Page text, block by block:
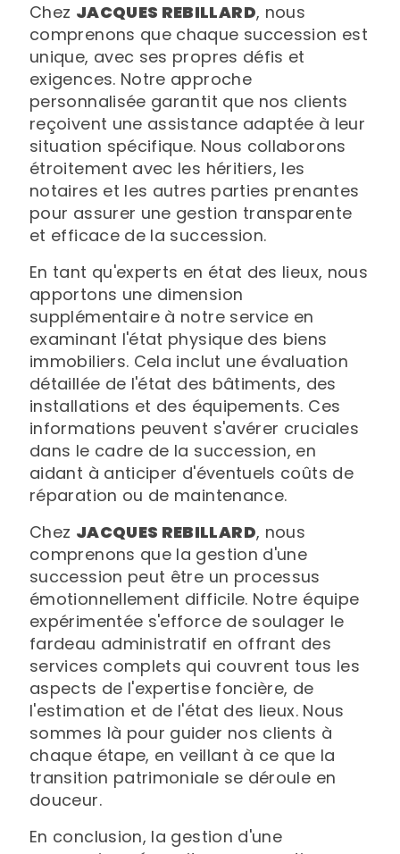
Chez JACQUES REBILLARD, nous
comprenons que chaque succession est
unique, avec ses propres défis et
exigences. Notre approche
personnalisée garantit que nos clients
reçoivent une assistance adaptée à leur
situation spécifique. Nous collaborons
étroitement avec les héritiers, les
notaires et les autres parties prenantes
pour assurer une gestion transparente
et efficace de la succession.
En tant qu'experts en état des lieux, nous
apportons une dimension
supplémentaire à notre service en
examinant l'état physique des biens
immobiliers. Cela inclut une évaluation
détaillée de l'état des bâtiments, des
installations et des équipements. Ces
informations peuvent s'avérer cruciales
dans le cadre de la succession, en
aidant à anticiper d'éventuels coûts de
réparation ou de maintenance.
Chez JACQUES REBILLARD, nous
comprenons que la gestion d'une
succession peut être un processus
émotionnellement difficile. Notre équipe
expérimentée s'efforce de soulager le
fardeau administratif en offrant des
services complets qui couvrent tous les
aspects de l'expertise foncière, de
l'estimation et de l'état des lieux. Nous
sommes là pour guider nos clients à
chaque étape, en veillant à ce que la
transition patrimoniale se déroule en
douceur.
En conclusion, la gestion d'une